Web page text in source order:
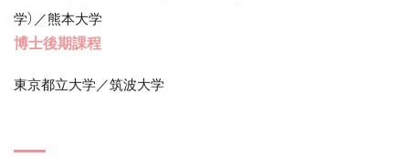
学）／熊本大学
博士後期課程
東京都立大学／筑波大学